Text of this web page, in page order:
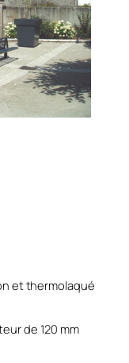
et thermolaqué
de 120 mm